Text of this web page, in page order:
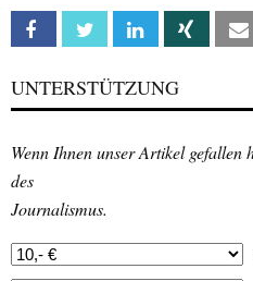
Facebook Twitter Linkedin Xing
UNTERSTÜTZUNG
Wenn Ihnen unser Artikel gefallen
des
Journalismus.